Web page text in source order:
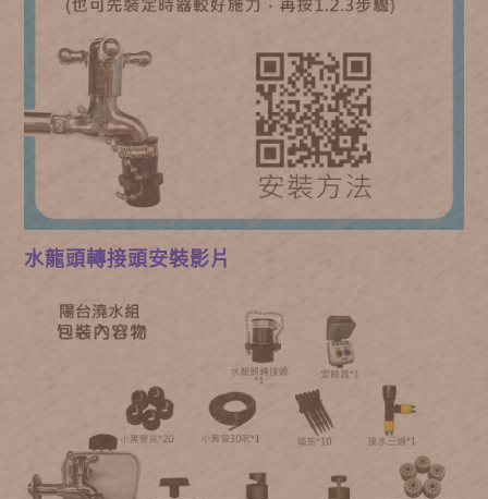
水龍頭轉接頭安裝影片